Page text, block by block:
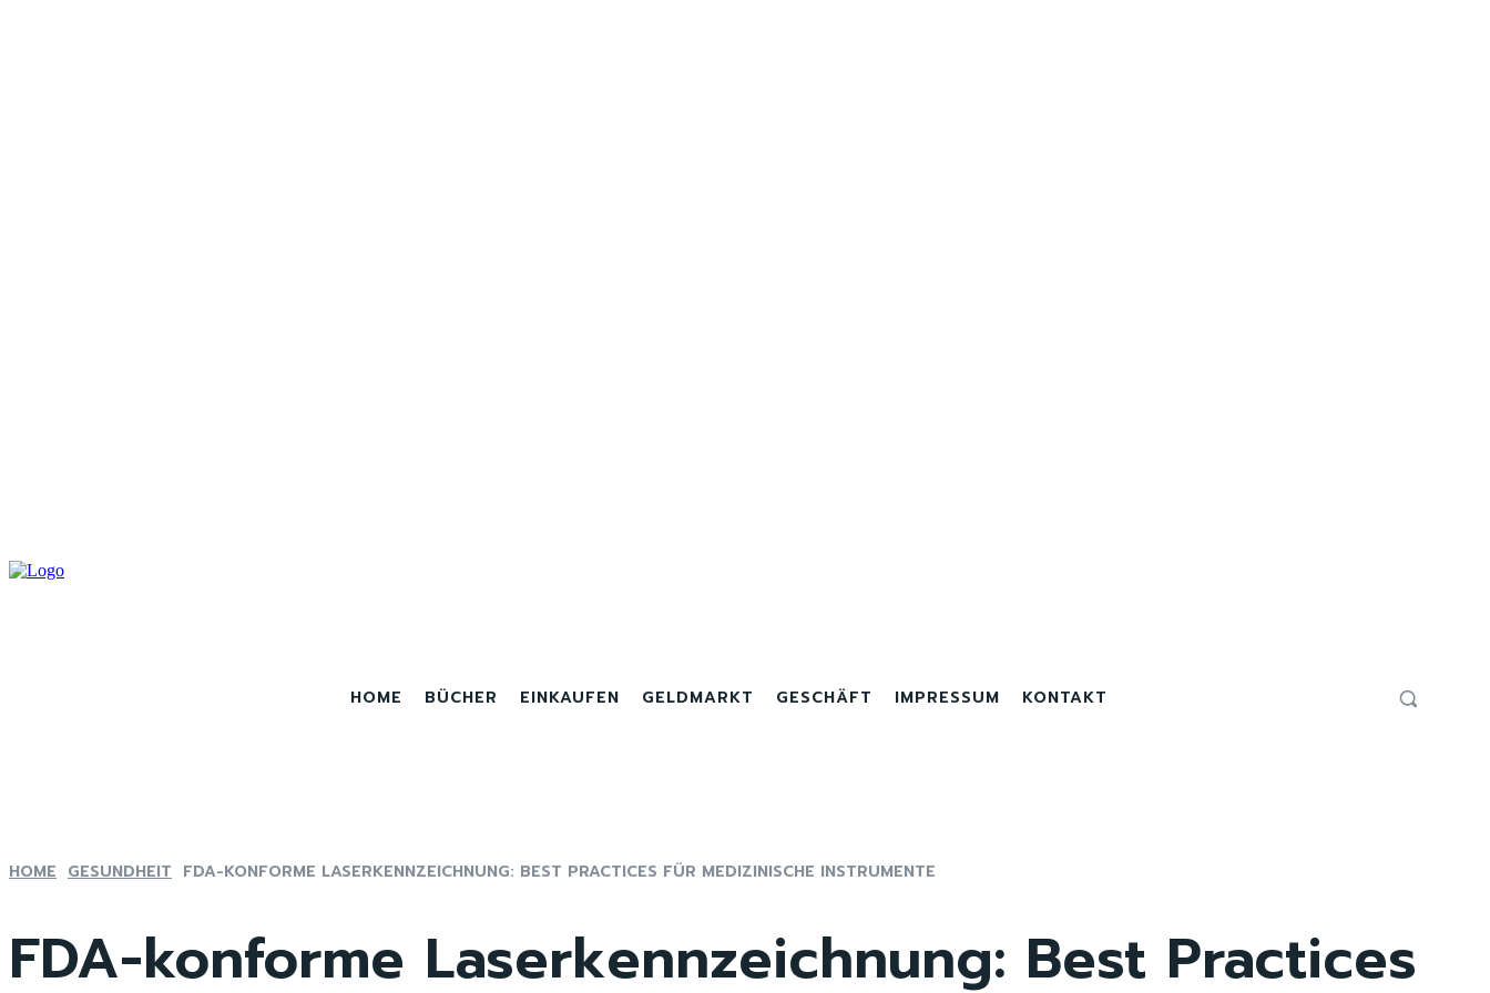
HOME BÜCHER EINKAUFEN GELDMARKT GESCHÄFT IMPRESSUM KONTAKT
HOME GESUNDHEIT FDA-KONFORME LASERKENNZEICHNUNG: BEST PRACTICES FÜR MEDIZINISCHE INSTRUMENTE
FDA-konforme Laserkennzeichnung: Best Practices